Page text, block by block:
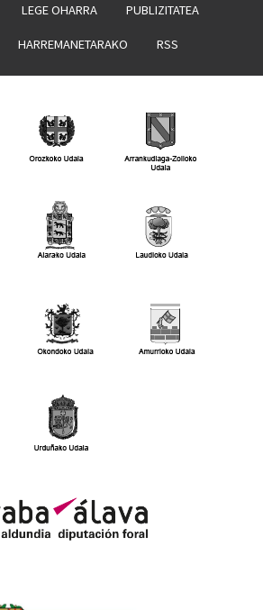
LEGE OHARRA PUBLIZITATEA
HARREMANETARAKO RSS